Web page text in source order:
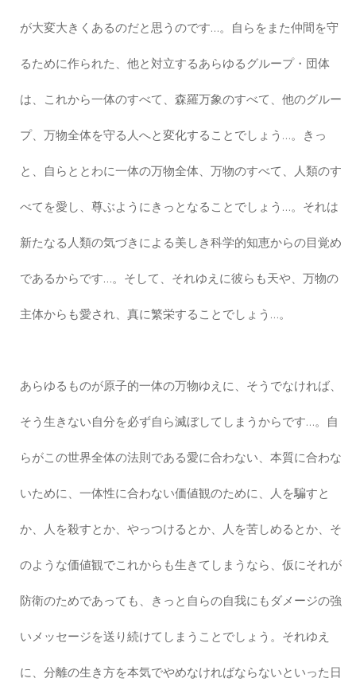
が大変大きくあるのだと思うのです…。自らをまた仲間を守
るために作られた、他と対立するあらゆるグループ・団体
は、これから一体のすべて、森羅万象のすべて、他のグルー
プ、万物全体を守る人へと変化することでしょう…。きっ
と、自らととわに一体の万物全体、万物のすべて、人類のす
べてを愛し、尊ぶようにきっとなることでしょう…。それは
新たなる人類の気づきによる美しき科学的知恵からの目覚め
であるからです…。そして、それゆえに彼らも天や、万物の
主体からも愛され、真に繁栄することでしょう…。
あらゆるものが原子的一体の万物ゆえに、そうでなければ、
そう生きない自分を必ず自ら滅ぼしてしまうからです…。自
らがこの世界全体の法則である愛に合わない、本質に合わな
いために、一体性に合わない価値観のために、人を騙すと
か、人を殺すとか、やっつけるとか、人を苦しめるとか、そ
のような価値観でこれからも生きてしまうなら、仮にそれが
防衛のためであっても、きっと自らの自我にもダメージの強
いメッセージを送り続けてしまうことでしょう。それゆえ
に、分離の生き方を本気でやめなければならないといった日